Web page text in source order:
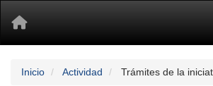
Inicio Actividad Trámites de la